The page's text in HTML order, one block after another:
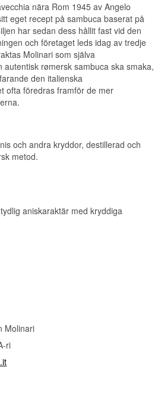
nära Rom 1945 av Angelo
eget recept på sambuca baserat på
har sedan dess hållit fast vid den
och företaget leds idag av tredje
Molinari som själva
rømersk sambuca ska smaka,
den italienska
ofta föredras framför de mer
och andra kryddor, destillerad och
metod.
aniskaraktär med kryddiga
Molinari
ri